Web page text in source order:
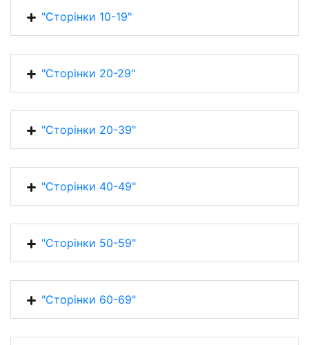
"Сторінки 10-19"
"Сторінки 20-29"
"Сторінки 20-39"
"Сторінки 40-49"
"Сторінки 50-59"
"Сторінки 60-69"